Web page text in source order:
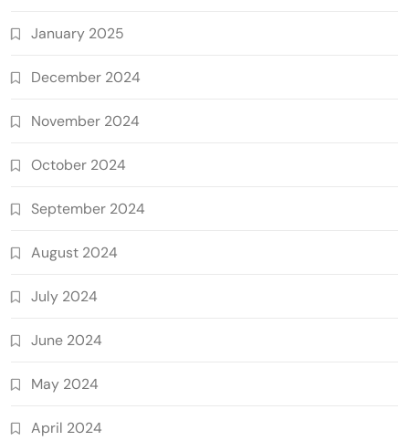
January 2025
December 2024
November 2024
October 2024
September 2024
August 2024
July 2024
June 2024
May 2024
April 2024